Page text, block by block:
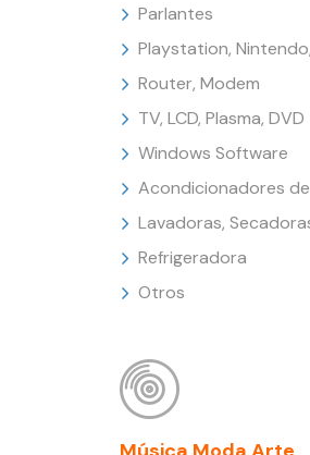
Parlantes
Playstation,
Router, Modem
TV, LCD, Plasma, DVD
Windows Software
Acondicionadores
Lavadoras,
Refrigeradora
Otros